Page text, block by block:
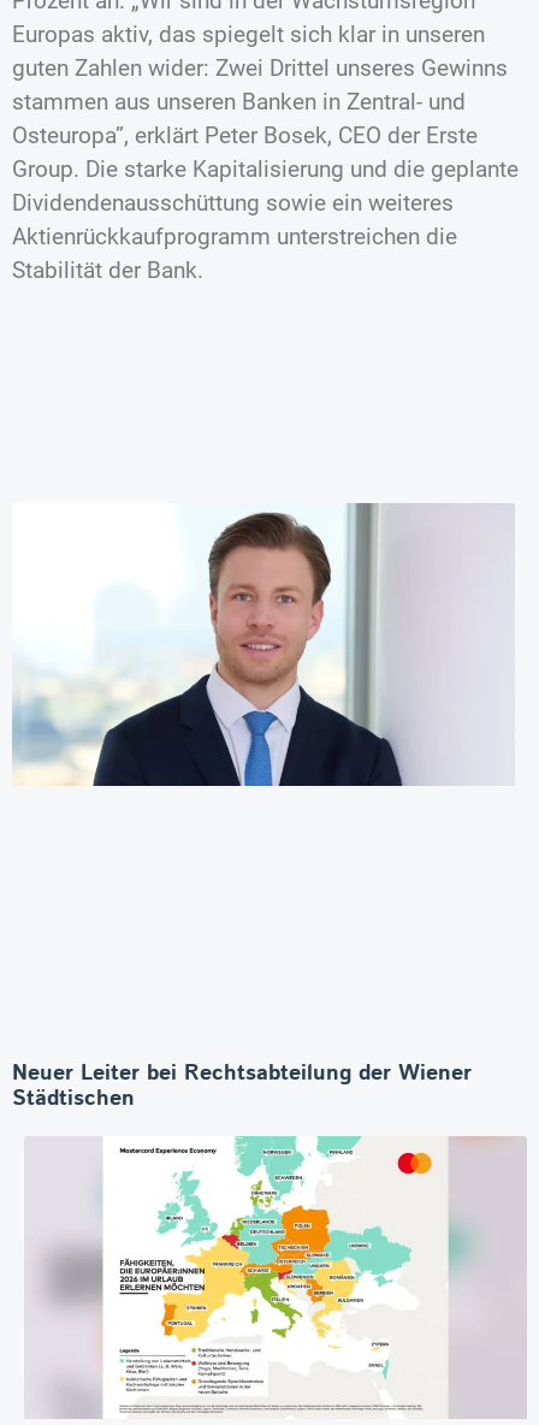
Europas aktiv, das spiegelt sich klar in unseren
guten Zahlen wider: Zwei Drittel unseres Gewinns
stammen aus unseren Banken in Zentral- und
Osteuropa”, erklärt Peter Bosek, CEO der Erste
Group. Die starke Kapitalisierung und die geplante
Dividendenausschüttung sowie ein weiteres
Aktienrückkaufprogramm unterstreichen die
Stabilität der Bank.
Neuer Leiter bei Rechtsabteilung der Wiener
Städtischen